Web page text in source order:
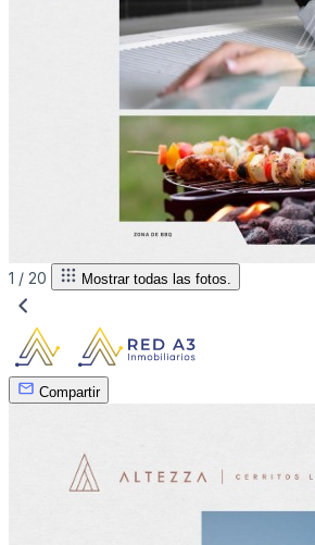
1 / 20 Mostrar todas las fotos.
Compartir